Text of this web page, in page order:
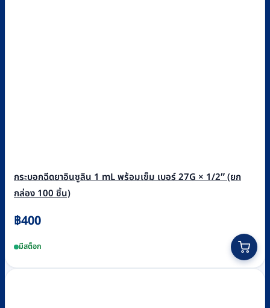
กระบอกฉีดยาอินซูลิน 1 mL พร้อมเข็ม เบอร์ 27G × 1/2″ (ยก
กล่อง 100 ชิ้น)
฿400
มีสต็อก